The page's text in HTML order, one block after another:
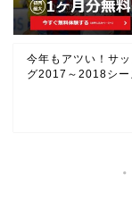
今年もアツい！サ
グ2017～2018シー